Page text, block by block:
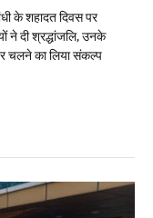
के शहादत दिवस पर
ने दी श्रद्धांजलि, उनके
चलने का लिया संकल्प